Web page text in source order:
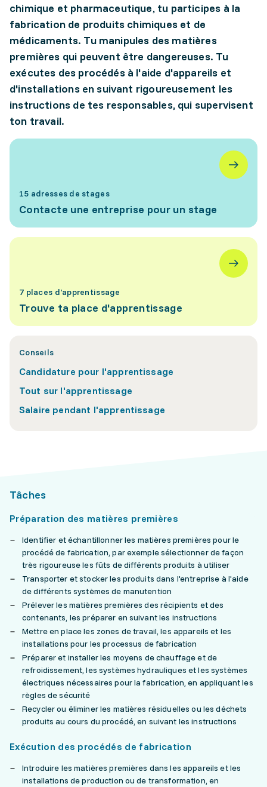
chimique et pharmaceutique, tu participes à la
fabrication de produits chimiques et de
médicaments. Tu manipules des matières
premières qui peuvent être dangereuses. Tu
exécutes des procédés à l'aide d'appareils et
d'installations en suivant rigoureusement les
instructions de tes responsables, qui supervisent
ton travail.
15 adresses de stages
Contacte une entreprise pour un stage
7 places d'apprentissage
Trouve ta place d'apprentissage
Conseils
Candidature pour l'apprentissage
Tout sur l'apprentissage
Salaire pendant l'apprentissage
Tâches
Préparation des matières premières
Identifier et échantillonner les matières premières pour le
procédé de fabrication, par exemple sélectionner de façon
très rigoureuse les fûts de différents produits à utiliser
Transporter et stocker les produits dans l'entreprise à l'aide
de différents systèmes de manutention
Prélever les matières premières des récipients et des
contenants, les préparer en suivant les instructions
Mettre en place les zones de travail, les appareils et les
installations pour les processus de fabrication
Préparer et installer les moyens de chauffage et de
refroidissement, les systèmes hydrauliques et les systèmes
électriques nécessaires pour la fabrication, en appliquant les
règles de sécurité
Recycler ou éliminer les matières résiduelles ou les déchets
produits au cours du procédé, en suivant les instructions
Exécution des procédés de fabrication
Introduire les matières premières dans les appareils et les
installations de production ou de transformation, en